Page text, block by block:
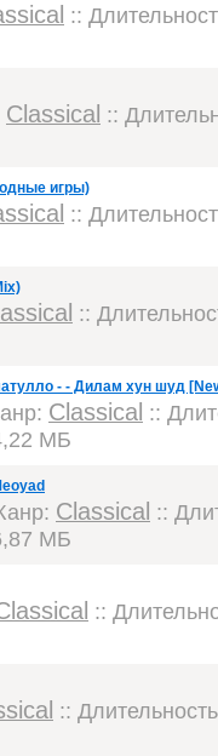
::
Classical ::
игры)
::
::
- - Дилам хун шуд
Classical ::
МБ
Classical ::
МБ
::
::